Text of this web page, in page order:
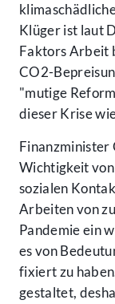
Klüger ist laut
Faktors Arbeit
CO2-
"mutige
dieser Krise
Finanzminister
Wichtigkeit
sozialen
Arbeiten von
Pandemie ein
es von
fixiert zu
gestaltet,